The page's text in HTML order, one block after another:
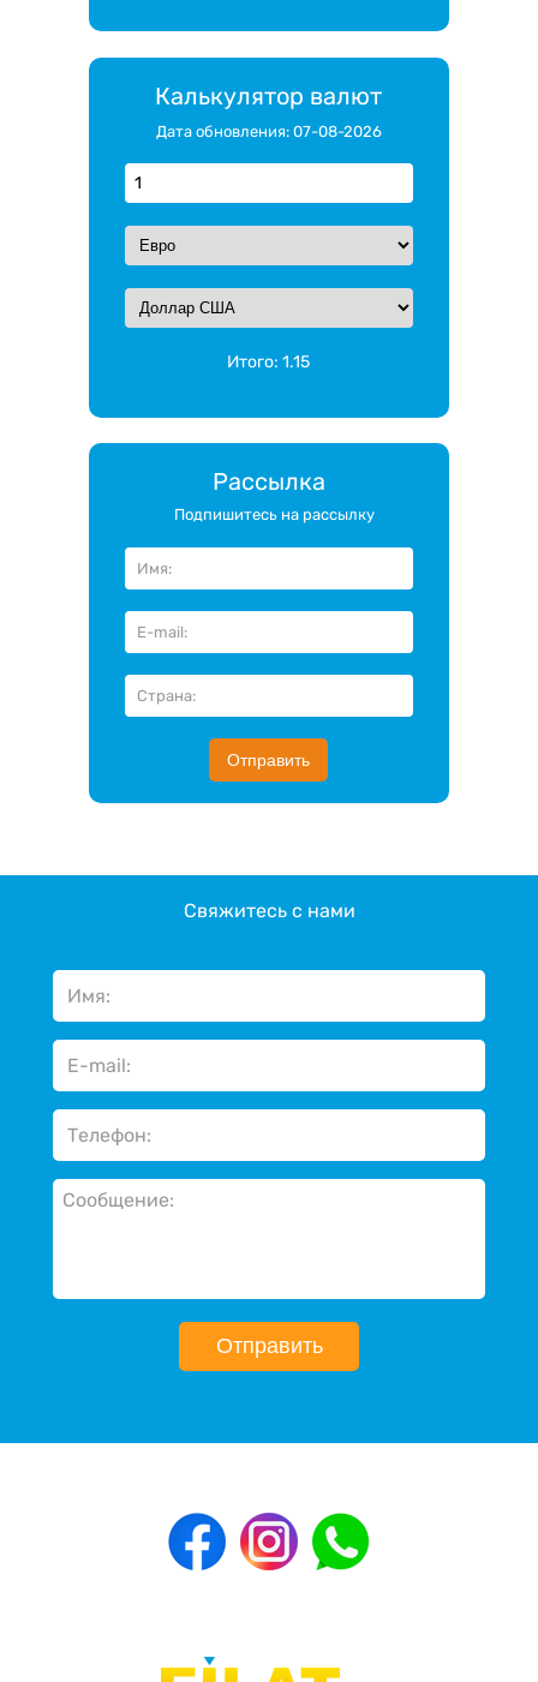
Калькулятор валют
Дата обновления: 07-08-2026
Итого:1.15
Рассылка
Подпишитесь на рассылку
Отправить
Свяжитесь с нами
Отправить